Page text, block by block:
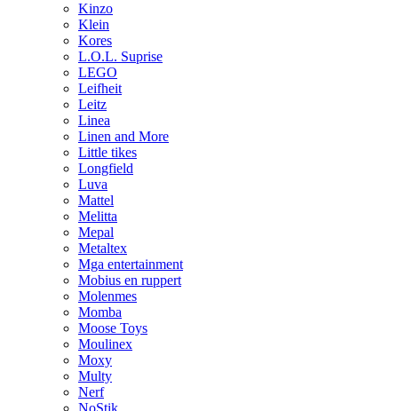
Kinzo
Klein
Kores
L.O.L. Suprise
LEGO
Leifheit
Leitz
Linea
Linen and More
Little tikes
Longfield
Luva
Mattel
Melitta
Mepal
Metaltex
Mga entertainment
Mobius en ruppert
Molenmes
Momba
Moose Toys
Moulinex
Moxy
Multy
Nerf
NoStik